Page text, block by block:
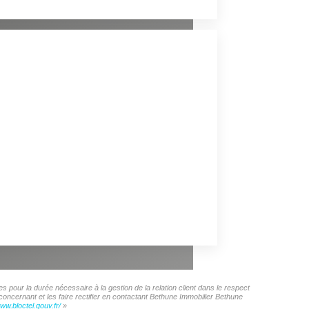
pour la durée nécessaire à la gestion de la relation client dans le respect
et les faire rectifier en contactant Bethune Immobilier Bethune
»